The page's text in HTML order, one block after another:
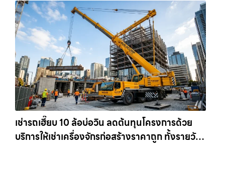
เช่ารถเฮี๊ยบ 10 ล้อบ่อวิน ลดต้นทุนโครงการด้วย
บริการให้เช่าเครื่องจักรก่อสร้างราคาถูก ทั้งรายวัน